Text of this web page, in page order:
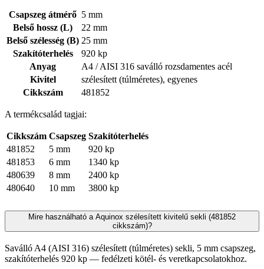
Csapszeg átmérő 5 mm
Belső hossz (L)
22 mm
Belső szélesség (B) 25 mm
Szakítóterhelés
920 kp
Anyag
A4 / AISI 316 saválló rozsdamentes acél
Kivitel
szélesített (túlméretes), egyenes
Cikkszám
481852
A termékcsalád tagjai:
Cikkszám Csapszeg Szakítóterhelés
481852
5 mm
920 kp
481853
6 mm
1340 kp
480639
8 mm
2400 kp
480640
10 mm 3800 kp
Mire használható a Aquinox szélesített kivitelű sekli (481852
cikkszám)?
Saválló A4 (AISI 316) szélesített (túlméretes) sekli, 5 mm csapszeg,
szakítóterhelés 920 kp — fedélzeti kötél- és veretkapcsolatokhoz.